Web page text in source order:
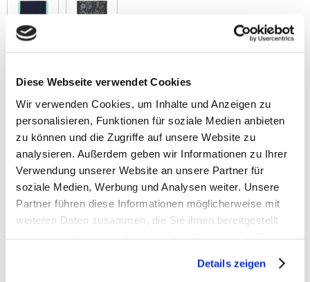
Diese Webseite verwendet Cookies
Wir verwenden Cookies, um Inhalte und Anzeigen zu
personalisieren, Funktionen für soziale Medien anbieten
zu können und die Zugriffe auf unsere Website zu
analysieren. Außerdem geben wir Informationen zu Ihrer
Verwendung unserer Website an unsere Partner für
soziale Medien, Werbung und Analysen weiter. Unsere
Partner führen diese Informationen möglicherweise mit
weiteren Daten zusammen, die Sie ihnen bereitgestellt
Details zeigen
Material
100 % recyceltes Polyester